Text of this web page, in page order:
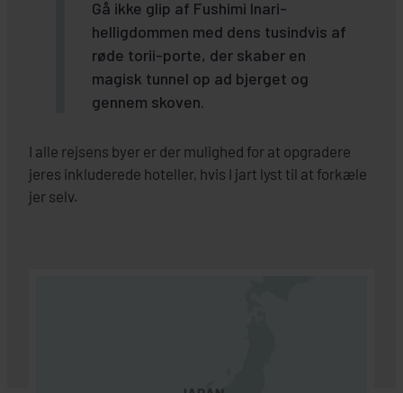
Gå ikke glip af Fushimi Inari-
helligdommen med dens tusindvis af
røde torii-porte, der skaber en
magisk tunnel op ad bjerget og
gennem skoven.
I alle rejsens byer er der mulighed for at opgradere
jeres inkluderede hoteller, hvis I jart lyst til at forkæle
jer selv.